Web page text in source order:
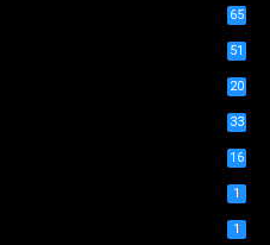
65
51
20
33
16
1
1